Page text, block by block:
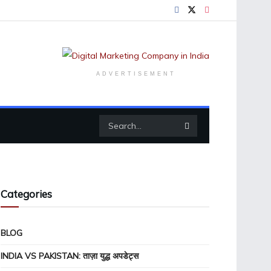
ADVERTISEMENT
Categories
BLOG
INDIA VS PAKISTAN: ताज़ा युद्ध अपडेट्स